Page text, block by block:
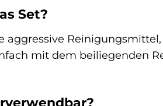
Set?
aggressive
mit dem beiliegenden